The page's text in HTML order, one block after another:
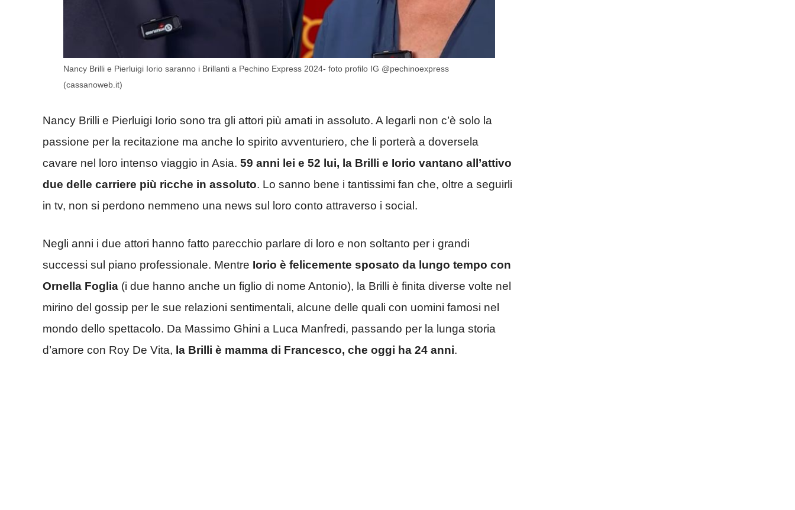
Nancy Brilli e Pierluigi Iorio saranno i Brillanti a Pechino Express 2024- foto profilo IG @pechinoexpress
(cassanoweb.it)
Nancy Brilli e Pierluigi Iorio sono tra gli attori più amati in assoluto. A legarli non c’è solo la
passione per la recitazione ma anche lo spirito avventuriero, che li porterà a doversela
cavare nel loro intenso viaggio in Asia. 59 anni lei e 52 lui, la Brilli e Iorio vantano all’attivo
due delle carriere più ricche in assoluto. Lo sanno bene i tantissimi fan che, oltre a seguirli
in tv, non si perdono nemmeno una news sul loro conto attraverso i social.
Negli anni i due attori hanno fatto parecchio parlare di loro e non soltanto per i grandi
successi sul piano professionale. Mentre Iorio è felicemente sposato da lungo tempo con
Ornella Foglia (i due hanno anche un figlio di nome Antonio), la Brilli è finita diverse volte nel
mirino del gossip per le sue relazioni sentimentali, alcune delle quali con uomini famosi nel
mondo dello spettacolo. Da Massimo Ghini a Luca Manfredi, passando per la lunga storia
d’amore con Roy De Vita, la Brilli è mamma di Francesco, che oggi ha 24 anni.